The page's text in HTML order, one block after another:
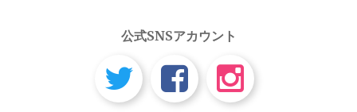
公式SNSアカウント